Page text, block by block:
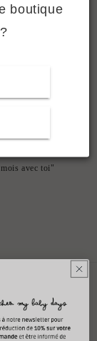
avec toi"
boutique